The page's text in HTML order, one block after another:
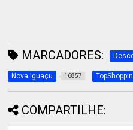
MARCADORES:
Nova Iguaçu 16857
COMPARTILHE: